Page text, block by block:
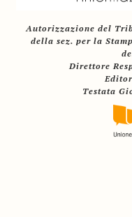
Autorizzazione del
della sez. per la
Direttore
Testata